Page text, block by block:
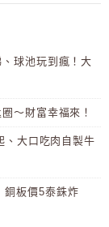
球池玩到瘋！大
～財富幸福來！
、大口吃肉自製牛
板價5泰銖炸